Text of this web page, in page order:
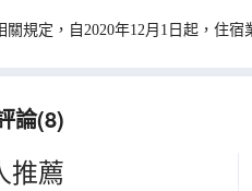
規定，自2020年12月1日起，住
論(8)
推薦